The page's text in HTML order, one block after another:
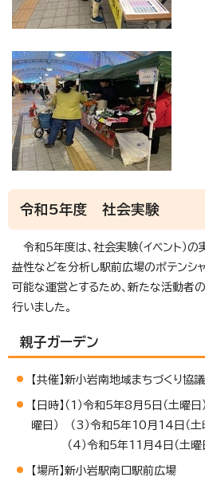
令和5年度 社会実験
令和5年度は、社会実験（イベント）の
益性などを分析し駅前広場のポテンシ
可能な運営とするため、新たな活動者
行いました。
親子ガーデン
【共催】新小岩南地域まちづくり協
【日時】（1）令和5年8月5日（土曜
曜日） （3）令和5年10月14日（土
（4）令和5年11月4日（土曜
【場所】新小岩駅南口駅前広場